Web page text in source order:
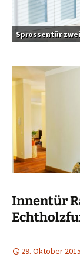
Sprossentür
Innentür
29. Oktober 2015